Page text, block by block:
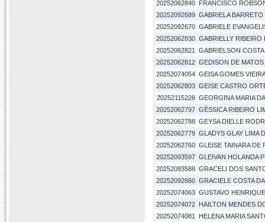
20252062840 FRANCISCO
20252092689 GABRIELA
20252092670 GABRIELE
20252062830 GABRIELLY RIBEIRO
20252062821
GABRIELSON
20252062812 GEDISON DE
20252074054 GEISA GOMES
20252062803 GEISE CASTRO
20252115228 GEORGINA MARIA
20252062797 GÉSSICA RIBEIRO
20252062788 GEYSA DIELLE
20252062779 GLADYS GLAY LIMA
20252062760 GLEISE TAINARA DE
20252093597 GLEIVAN HOLANDA
20252093588 GRACELI DOS
20252092660 GRACIELE COSTA
20252074063 GUSTAVO
20252074072 HAILTON MENDES
20252074081
HELENA MARIA